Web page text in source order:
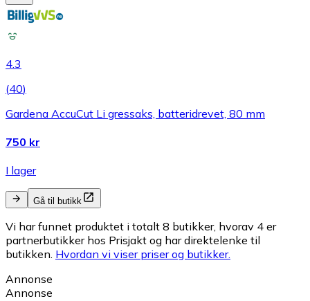
4.3
(40)
Gardena AccuCut Li gressaks, batteridrevet, 80 mm
750 kr
I lager
Gå til butikk
Vi har funnet produktet i totalt 8 butikker, hvorav 4 er
partnerbutikker hos Prisjakt og har direktelenke til
butikken. Hvordan vi viser priser og butikker.
Annonse
Annonse